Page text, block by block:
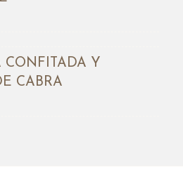
CONFITADA Y
CABRA